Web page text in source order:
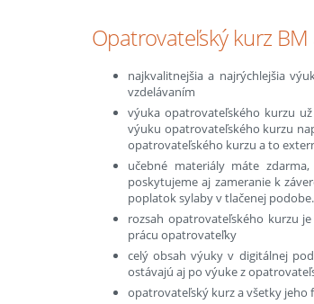
Opatrovateľský kurz
najkvalitnejšia a najrýchlejšia
vzdelávaním
výuka opatrovateľského kurzu
výuku opatrovateľského kurzu
opatrovateľského kurzu a to
učebné materiály máte
poskytujeme aj zameranie k
poplatok sylaby v tlačenej podobe.
rozsah opatrovateľského kurzu
prácu opatrovateľky
celý obsah výuky v digitálnej
ostávajú aj po výuke z
opatrovateľský kurz a všetky jeho